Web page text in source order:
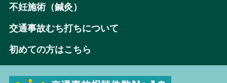
不妊施術（鍼灸）
交通事故むち打ちについて
初めての方はこちら